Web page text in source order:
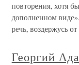
повторения, хотя
дополненном
речь, воздержусь
Георгий